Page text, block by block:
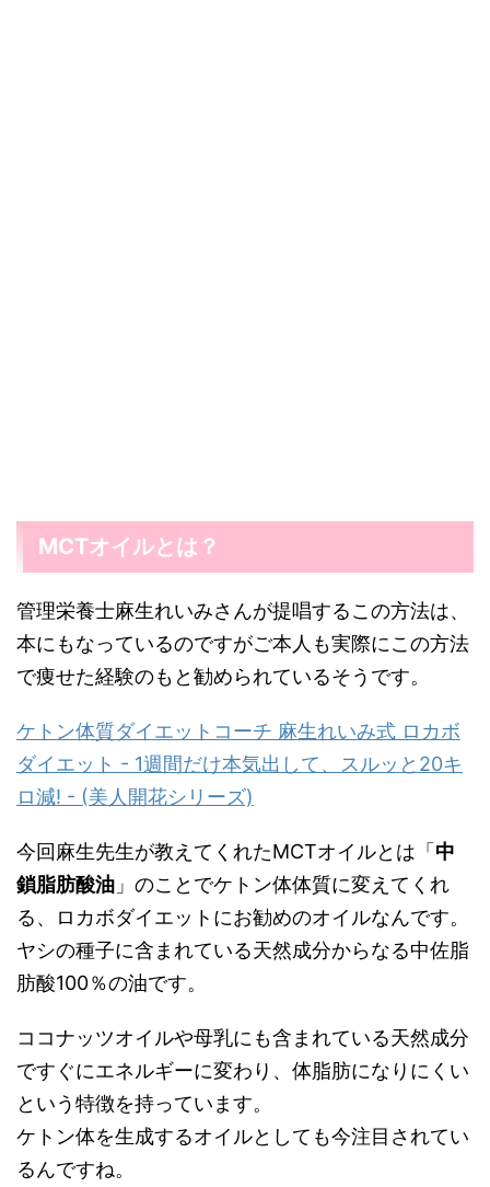
MCTオイルとは？
管理栄養士麻生れいみさんが提唱するこの方法は、
本にもなっているのですがご本人も実際にこの方法
で痩せた経験のもと勧められているそうです。
ケトン体質ダイエットコーチ 麻生れいみ式 ロカボ
ダイエット - 1週間だけ本気出して、スルッと20キ
ロ減! - (美人開花シリーズ)
今回麻生先生が教えてくれたMCTオイルとは「 中
鎖脂肪酸油 」のことでケトン体体質に変えてくれ
る、ロカボダイエットにお勧めのオイルなんです。
ヤシの種子に含まれている天然成分からなる中佐脂
肪酸100％の油です。
ココナッツオイルや母乳にも含まれている天然成分
ですぐにエネルギーに変わり、体脂肪になりにくい
という特徴を持っています。
ケトン体を生成するオイルとしても今注目されてい
るんですね。